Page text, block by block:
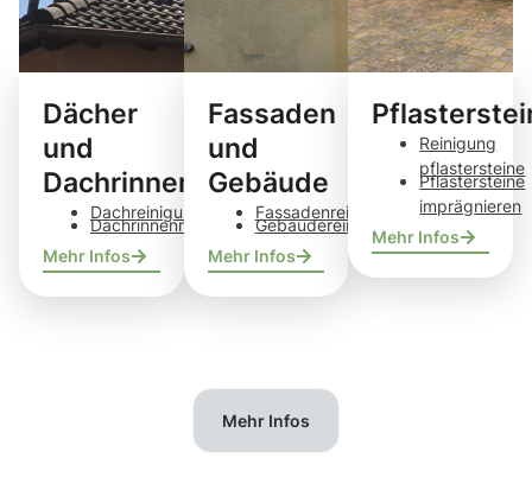
Dächer
und
Dachrinnen
Dachreinigung
Dachrinnenreinigung
Mehr Infos
Fassaden
und
Gebäude
Fassadenreinigung
Gebäudereinigung
Mehr Infos
Reinigung
pflastersteine
Pflastersteine
imprägnieren
Mehr Infos
Mehr Infos